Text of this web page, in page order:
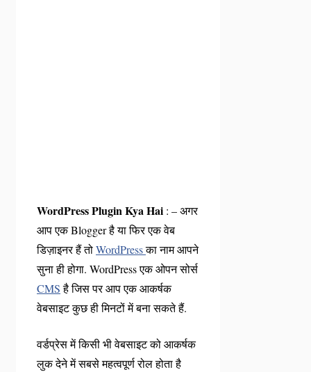
WordPress Plugin Kya Hai : – अगर
आप एक Blogger है या फिर एक वेब
डिज़ाइनर हैं तोWordPressका नाम आपने
सुना ही होगा. WordPress एक ओपन सोर्स
CMSहै जिस पर आप एक आकर्षक
वेबसाइट कुछ ही मिनटों में बना सकते हैं.
वर्डप्रेस में किसी भी वेबसाइट को आकर्षक
लुक देने में सबसे महत्वपूर्ण रोल होता है